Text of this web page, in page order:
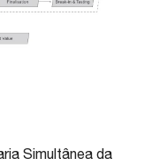
Simultânea da